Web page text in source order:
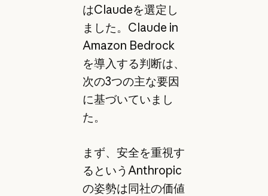
はClaudeを選定し
ました。Claude in
Amazon Bedrock
を導入する判断は、
次の3つの主な要因
に基づいていまし
た。
まず、安全を重視す
るというAnthropic
の姿勢は同社の価値